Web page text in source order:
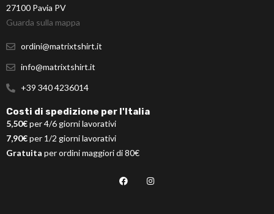
27100 Pavia PV
Guarda sulla mappa
ordini@matrixtshirt.it
info@matrixtshirt.it
+39 340 4236014
Costi di spedizione per l'Italia
5,50€per 4/6 giorni lavorativi
7,90€per 1/2 giorni lavorativi
Gratuita per ordini maggiori di 80€